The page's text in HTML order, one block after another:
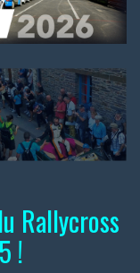
Rallycross
!